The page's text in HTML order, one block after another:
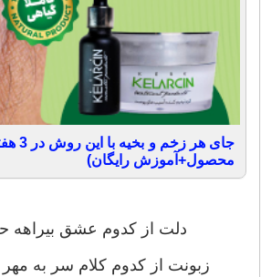
جای
محصول+آموزش رایگان)
ﺩﻟﺖ ﺍﺯ ﮐﺪﻭﻡ ﻋﺸﻖ ﺑﯿﺮﺍﻫﻪ
ﺯﺑﻮﻧﺖ ﺍﺯ ﮐﺪﻭﻡ ﮐﻼﻡ ﺳﺮ ﺑﻪ ﻣﻬﺮ